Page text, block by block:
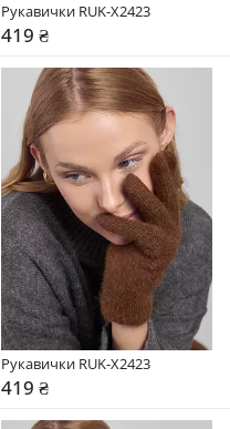
Рукавички RUK-X2423
419 ₴
Рукавички RUK-X2423
419 ₴